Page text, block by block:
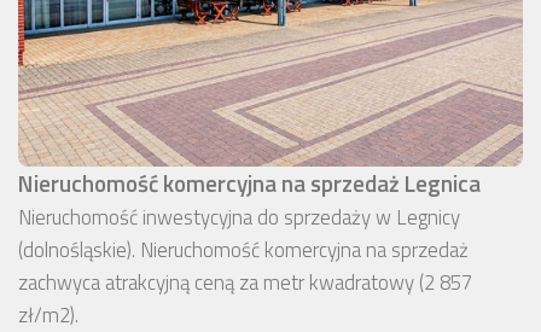
Nieruchomość komercyjna na sprzedaż Legnica
Nieruchomość inwestycyjna do sprzedaży w Legnicy
(dolnośląskie). Nieruchomość komercyjna na sprzedaż
zachwyca atrakcyjną ceną za metr kwadratowy (2 857
zł/m2).